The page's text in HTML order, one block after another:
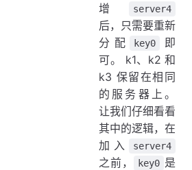
增
server4
后，只需要重新
分配
key0
即
可。 k1、k2 和
k3 保留在相同
的服务器上。
让我们仔细看看
其中的逻辑，在
加入
server4
之前， key0 是